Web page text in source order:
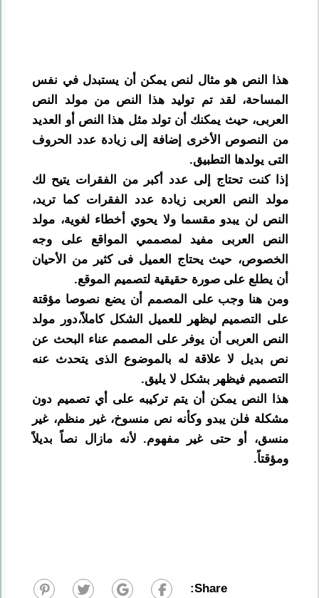
هذا النص هو مثال لنص يمكن أن يستبدل في نفس
المساحة، لقد تم توليد هذا النص من مولد النص
العربى، حيث يمكنك أن تولد مثل هذا النص أو العديد
من النصوص الأخرى إضافة إلى زيادة عدد الحروف
التى يولدها التطبيق.
إذا كنت تحتاج إلى عدد أكبر من الفقرات يتيح لك
مولد النص العربى زيادة عدد الفقرات كما تريد،
النص لن يبدو مقسما ولا يحوي أخطاء لغوية، مولد
النص العربى مفيد لمصممي المواقع على وجه
الخصوص، حيث يحتاج العميل فى كثير من الأحيان
أن يطلع على صورة حقيقية لتصميم الموقع.
ومن هنا وجب على المصمم أن يضع نصوصا مؤقتة
على التصميم ليظهر للعميل الشكل كاملاً،دور مولد
النص العربى أن يوفر على المصمم عناء البحث عن
نص بديل لا علاقة له بالموضوع الذى يتحدث عنه
التصميم فيظهر بشكل لا يليق.
هذا النص يمكن أن يتم تركيبه على أي تصميم دون
مشكلة فلن يبدو وكأنه نص منسوخ، غير منظم، غير
منسق، أو حتى غير مفهوم. لأنه مازال نصاً بديلاً
ومؤقتاً.
Share: